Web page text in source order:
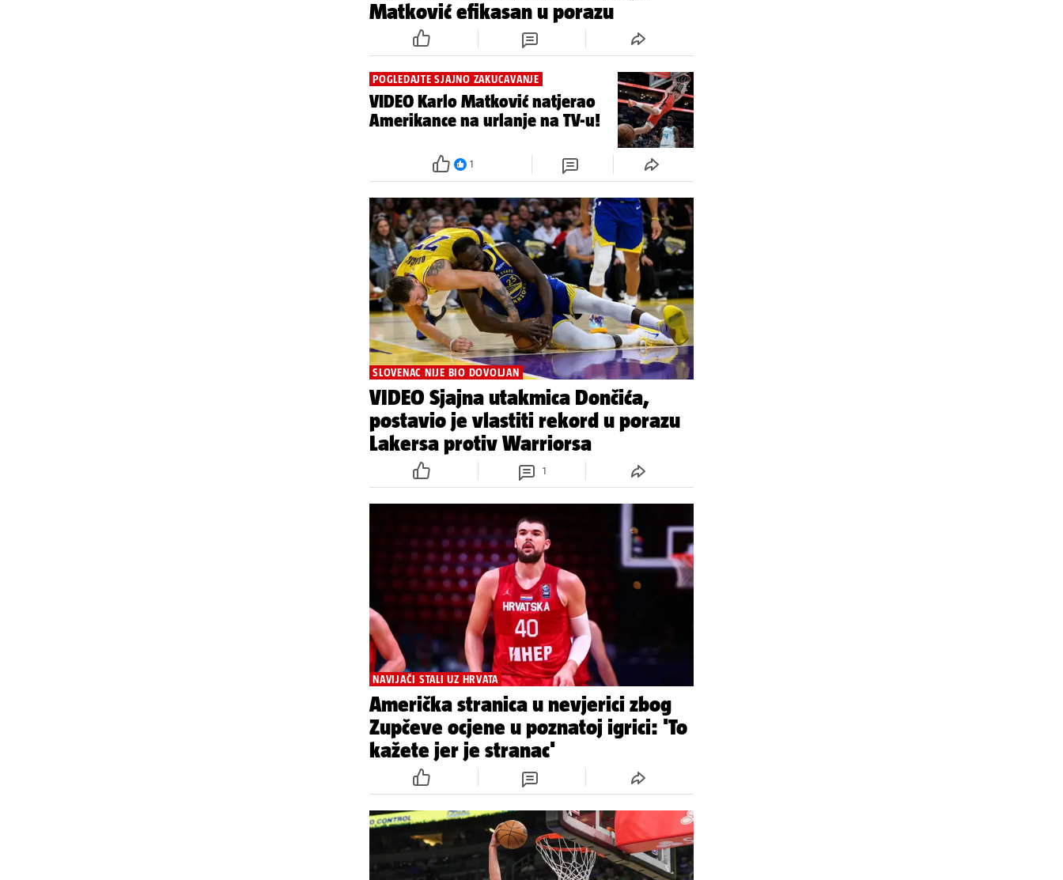
Matković efikasan u porazu
POGLEDAJTE SJAJNO ZAKUCAVANJE
VIDEO Karlo Matković natjerao
Amerikance na urlanje na TV-u!
1
SLOVENAC NIJE BIO DOVOLJAN
VIDEO Sjajna utakmica Dončića,
postavio je vlastiti rekord u porazu
Lakersa protiv Warriorsa
1
NAVIJAČI STALI UZ HRVATA
Američka stranica u nevjerici zbog
Zupčeve ocjene u poznatoj igrici: 'To
kažete jer je stranac'